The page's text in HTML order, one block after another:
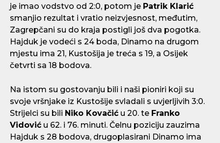
je imao vodstvo od 2:0, potom je Patrik Klarić
smanjio rezultat i vratio neizvjesnost, međutim,
Zagrepčani su do kraja postigli još dva pogotka.
Hajduk je vodeći s 24 boda, Dinamo na drugom
mjestu ima 21, Kustošija je treća s 19, a Osijek
četvrti sa 18 bodova.
Na istom su gostovanju bili i naši pioniri koji su
svoje vršnjake iz Kustošije svladali s uvjerljivih 3:0.
Strijelci su bili Niko Kovačić u 20. te Franko
Vidović u 62. i 76. minuti. Čelnu poziciju zauzima
Hajduk s 28 bodova, drugoplasirani Dinamo ima